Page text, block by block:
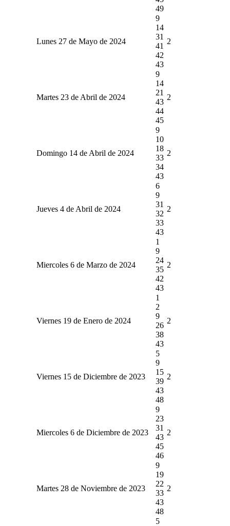
49
Lunes 27 de Mayo de 2024
9
14
31
41
42
43
2
Martes 23 de Abril de 2024
9
14
21
43
44
45
2
Domingo 14 de Abril de 2024
9
10
18
33
34
43
2
Jueves 4 de Abril de 2024
6
9
31
32
33
43
2
Miercoles 6 de Marzo de 2024
1
9
24
35
42
43
2
Viernes 19 de Enero de 2024
1
2
9
26
38
43
2
Viernes 15 de Diciembre de 2023
5
9
15
39
43
48
2
Miercoles 6 de Diciembre de 2023
9
23
31
43
45
46
2
Martes 28 de Noviembre de 2023
9
19
22
33
43
48
2
5